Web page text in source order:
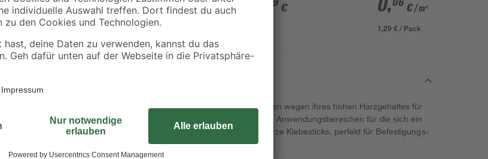
Akkus, Tasche und
Zubehörset
119,99 € 279,99€ 49 € 0,06 €/ m²
1,29 € / Pack
Diese weißen 12 mm Universal-Klebesticks sorgen wegen ihres hohen Harzgehaltes für
eine starke Haftung. Perfekt für eine Vielzahl von Anwendungsbereichen für die sich ein
weißer Kleber eignet. Die Packung enthält 14 kurze Klebesticks, perfekt für Befestigungs-
und Reparaturarbeiten.